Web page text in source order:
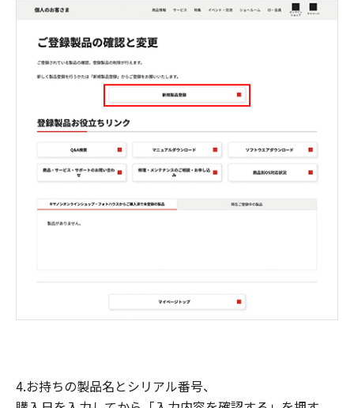
4.お持ちの製品名とシリアル番号、